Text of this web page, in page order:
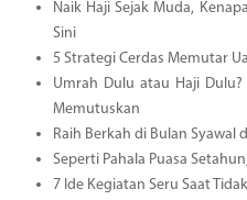
Naik Haji Sejak Muda,
Sini
5 Strategi Cerdas Memutar
Umrah Dulu atau Haji
Memutuskan
Raih Berkah di Bulan Syawal
Seperti Pahala Puasa
7 Ide Kegiatan Seru Saat